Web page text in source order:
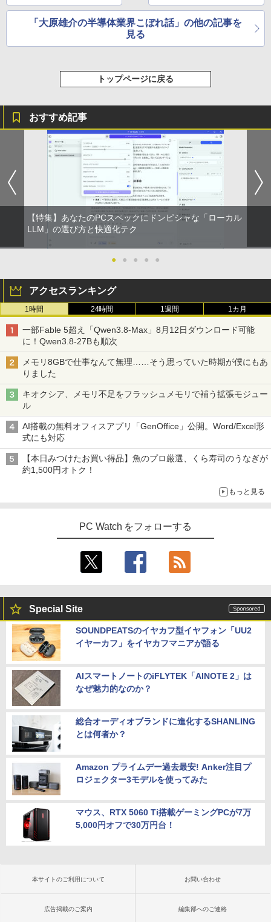
追放された転生王子、『自動製作』スキ
ルで領地を爆速で開拓し最強の村を作っ
てしまう〜最強クラフトスキルで始め
￥792
異世界ウォーキング（14） 【電子書籍】
[ あるくひと ]
￥792
【2026年アップグレード版】AOKIMI ワイヤ
レスイヤホン bluetooth イヤホン V12 小型
セリング 自動ペアリング Type-C充電 マイク
付き 防水 タッチ式音量調整 スポーツ/通勤/通
Xiaomi シャオミ REDMI Buds 8 Lite ワイヤ
レスイヤホン Bluetooth 5.4 ノイズキャンセ
リング ANC 36時間再生
￥2,980
On My Road (Stadium ver.)
￥250
￥1,625
by Amazon 天然水ラベルレス 2L×9本
￥1,117
ベルレス 650mlPET×24本
￥2,009
HUNTER×HUNTER モノクロ版 39 (ジャンプ
コミックスDIGITAL)
￥810
「大原雄介の半導体業界こぼれ話」の他の記事を
見る
トップページに戻る
おすすめ記事
【特集】あなたのPCスペックにドンピシャな「ローカル
LLM」の選び方と快適化テク
● ● ● ● ●
アクセスランキング
1時間 24時間 1週間 1カ月
一部Fable 5超え「Qwen3.8-Max」8月12日ダウンロード可能
に！Qwen3.8-27Bも順次
メモリ8GBで仕事なんて無理……そう思っていた時期が僕にもあ
りました
キオクシア、メモリ不足をフラッシュメモリで補う拡張モジュー
ル
AI搭載の無料オフィスアプリ「GenOffice」公開。Word/Excel形
式にも対応
【本日みつけたお買い得品】魚のプロ厳選、くら寿司のうなぎが
約1,500円オトク！
もっと見る
PC Watch をフォローする
Special Site
SOUNDPEATSのイヤカフ型イヤフォン「UU2
イヤーカフ」をイヤカフマニアが語る
AIスマートノートのiFLYTEK「AINOTE 2」は
なぜ魅力的なのか？
総合オーディオブランドに進化するSHANLING
とは何者か？
Amazon プライムデー過去最安! Anker注目プ
ロジェクター3モデルを使ってみた
マウス、RTX 5060 Ti搭載ゲーミングPCが7万
5,000円オフで30万円台！
本サイトのご利用について お問い合わせ
広告掲載のご案内 編集部へのご連絡